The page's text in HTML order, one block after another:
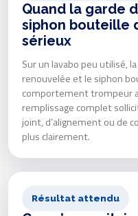
Quand la garde
siphon bouteille
sérieux
Sur un lavabo peu utilisé,
renouvelée et le siphon
comportement trompeur
remplissage complet
joint, d’alignement ou de
plus clairement.
Résultat attendu